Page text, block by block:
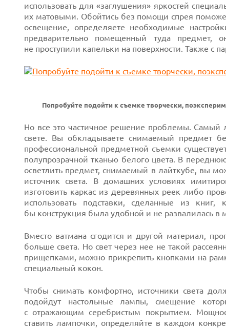
использовать для «заглушения» яркостей
их матовыми. Обойтись без помощи спрея
освещение, определяете необходимые
предварительно помещенный туда предмет,
не проступили капельки на поверхности. Также с
Попробуйте подойти к съемке творчески,
Но все это частичное решение проблемы. Самый
свете. Вы обкладываете снимаемый предмет
профессиональной предметной съемки
полупрозрачной тканью белого цвета. В
осветлить предмет, снимаемый в лайткубе, вы
источник света. В домашних условиях
изготовить каркас из деревянных реек либо
использовать подставки, сделанные из
бы конструкция была удобной и не развалилась в
Вместо ватмана сгодится и другой материал,
больше света. Но свет через нее не такой
прищепками, можно прикрепить кнопками на
специальный кокон.
Чтобы снимать комфортно, источники света
подойдут настольные лампы, смещение
с отражающим серебристым покрытием.
ставить лампочки, определяйте в каждом